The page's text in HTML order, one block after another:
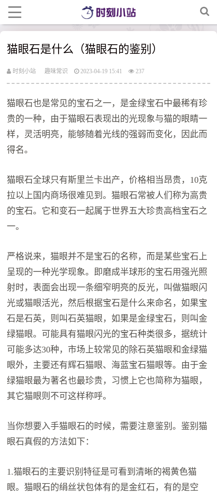
猫眼石是什么（猫眼石的鉴别）
时刻小站 趣味常识 2023-04-19 15:41 237
猫眼石也是常见的宝石之一，是金绿宝石中最稀有珍
贵的一种，由于猫眼石表现出的光现象与猫的眼睛一
样，灵活明亮，能够随着光线的强弱而变化，因此而
得名。
猫眼石全球只有斯里兰卡出产，价格相当昂贵，10克
拉以上国内商场很难见到。猫眼石常被人们称为高贵
的宝石。它和变石一起属于世界五大珍贵高档宝石之
一。
严格说来，猫眼并不是宝石的名称，而是某些宝石上
呈现的一种光学现象。即磨成半球形的宝石用强光照
射时，表面会出现一条细窄明亮的反光，叫做猫眼闪
光或猫眼活光，然后根据宝石是什么来命名，如果宝
石是石英，则叫石英猫眼，如果是金绿宝石，则叫金
绿猫眼。可能具有猫眼闪光的宝石种类很多，据统计
可能多达30种，市场上较常见的除石英猫眼和金绿猫
眼外，主要还有辉石猫眼、海蓝宝石猫眼等。由于金
绿猫眼最为著名也最珍贵，习惯上它也简称为猫眼，
其它猫眼则不可这样称呼。
当你想要入手猫眼石的时候，需要注意鉴别。鉴别猫
眼石真假的方法如下：
1.猫眼石的主要识别特征是可看到清晰的褐黄色猫
眼。猫眼石的绢丝状包体有的是金红石，有的是空